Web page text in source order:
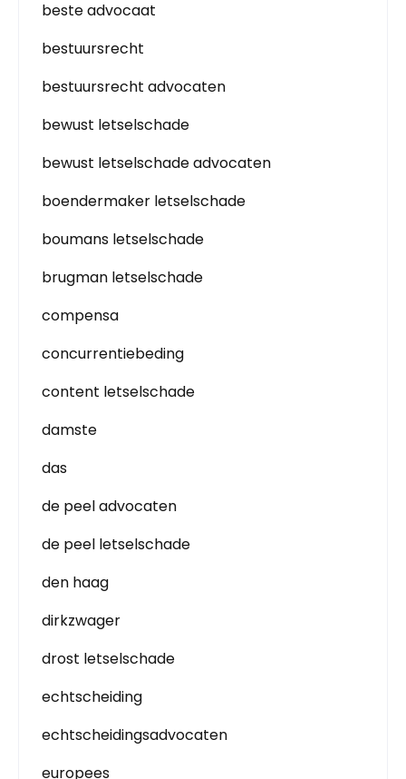
beste advocaat
bestuursrecht
bestuursrecht advocaten
bewust letselschade
bewust letselschade advocaten
boendermaker letselschade
boumans letselschade
brugman letselschade
compensa
concurrentiebeding
content letselschade
damste
das
de peel advocaten
de peel letselschade
den haag
dirkzwager
drost letselschade
echtscheiding
echtscheidingsadvocaten
europees